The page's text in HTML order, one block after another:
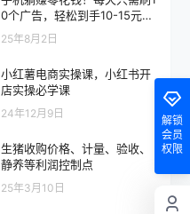
0个广告，轻松到手10-15元！
收益每日结算秒到账，单号月
入稳稳300+！人人可做，马
25年8月2日
小红薯电商实操课，小红书开
店实操必学课
24年12月9日
生猪收购价格、计量、验收、
静养等利润控制点
25年3月10日
解锁
会员
权限